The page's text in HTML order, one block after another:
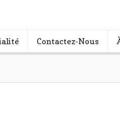
Contactez-Nous